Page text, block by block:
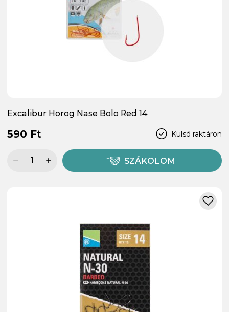
Excalibur Horog Nase Bolo Red 14
Külső raktáron
590 Ft
SZÁKOLOM